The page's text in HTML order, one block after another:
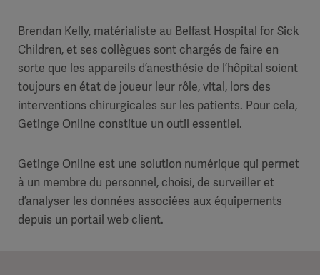
Brendan Kelly, matérialiste au Belfast Hospital for Sick
Children, et ses collègues sont chargés de faire en
sorte que les appareils d’anesthésie de l’hôpital soient
toujours en état de joueur leur rôle, vital, lors des
interventions chirurgicales sur les patients. Pour cela,
Getinge Online constitue un outil essentiel.
Getinge Online est une solution numérique qui permet
à un membre du personnel, choisi, de surveiller et
d’analyser les données associées aux équipements
depuis un portail web client.